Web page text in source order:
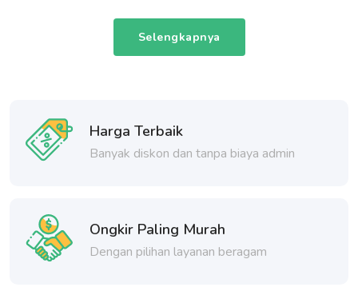
Selengkapnya
Harga Terbaik
Banyak diskon dan tanpa biaya admin
Ongkir Paling Murah
Dengan pilihan layanan beragam